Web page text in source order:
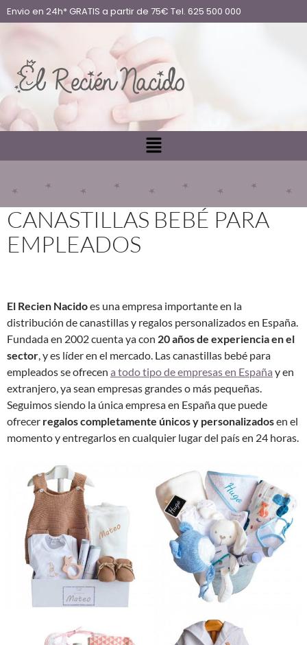
Envio en 24h* GRATIS a partir de 75€ Tel. 625 500 000
CANASTILLAS BEBÉ PARA
EMPLEADOS
El Recien Nacidoes una empresa importante en la
distribución de canastillas y regalos personalizados en España.
Fundada en 2002 cuenta ya con 20 años de experiencia en el
sector, y es líder en el mercado. Las canastillas bebé para
empleados se ofrecen a todo tipo de empresas en España y en
extranjero, ya sean empresas grandes o más pequeñas.
Seguimos siendo la única empresa en España que puede
ofrecer regalos completamente únicos y personalizadosen el
momento y entregarlos en cualquier lugar del país en 24 horas.